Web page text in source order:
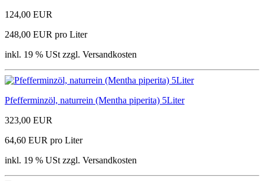
124,00 EUR
248,00 EUR pro Liter
inkl. 19 % USt zzgl. Versandkosten
Pfefferminzöl, naturrein (Mentha piperita) 5Liter
323,00 EUR
64,60 EUR pro Liter
inkl. 19 % USt zzgl. Versandkosten